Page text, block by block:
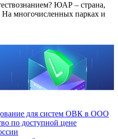
ЮAР – страна,
На многочисленных парках и
для систем ОВК в ООО
по доступной цене